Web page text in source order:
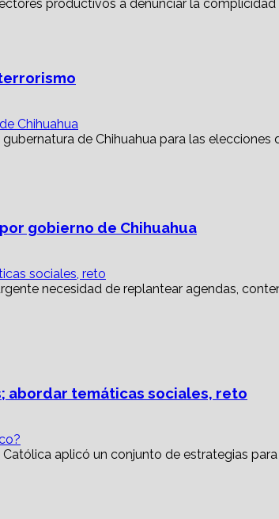
Chihuahua
gobierno de Chihuahua
sociales, reto
abordar temáticas sociales, reto